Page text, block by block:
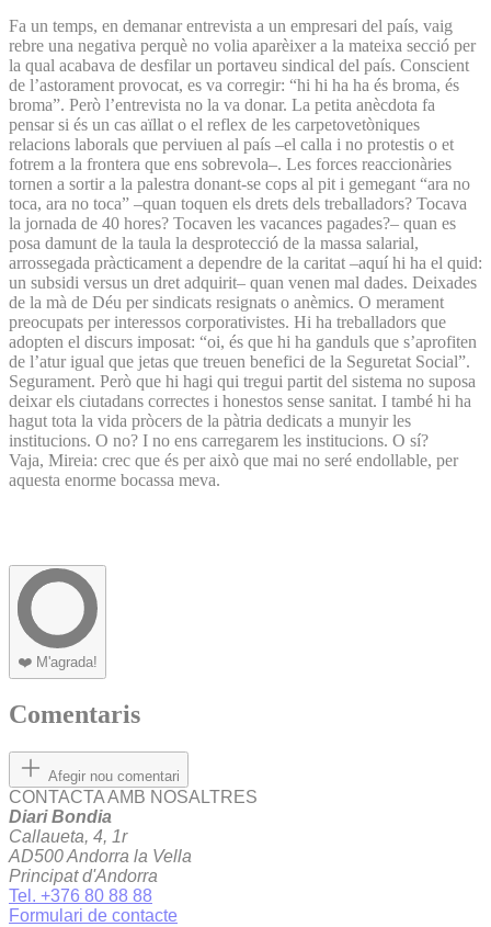
Fa un temps, en demanar entrevista a un empresari del país, vaig
rebre una negativa perquè no volia aparèixer a la mateixa secció per
la qual acabava de desfilar un portaveu sindical del país. Conscient
de l’astorament provocat, es va corregir: “hi hi ha ha és broma, és
broma”. Però l’entrevista no la va donar. La petita anècdota fa
pensar si és un cas aïllat o el reflex de les carpetovetòniques
relacions laborals que perviuen al país –el calla i no protestis o et
fotrem a la frontera que ens sobrevola–. Les forces reaccionàries
tornen a sortir a la palestra donant-se cops al pit i gemegant “ara no
toca, ara no toca” –quan toquen els drets dels treballadors? Tocava
la jornada de 40 hores? Tocaven les vacances pagades?– quan es
posa damunt de la taula la desprotecció de la massa salarial,
arrossegada pràcticament a dependre de la caritat –aquí hi ha el quid:
un subsidi versus un dret adquirit– quan venen mal dades. Deixades
de la mà de Déu per sindicats resignats o anèmics. O merament
preocupats per interessos corporativistes. Hi ha treballadors que
adopten el discurs imposat: “oi, és que hi ha ganduls que s’aprofiten
de l’atur igual que jetas que treuen benefici de la Seguretat Social”.
Segurament. Però que hi hagi qui tregui partit del sistema no suposa
deixar els ciutadans correctes i honestos sense sanitat. I també hi ha
hagut tota la vida pròcers de la pàtria dedicats a munyir les
institucions. O no? I no ens carregarem les institucions. O sí?
Vaja, Mireia: crec que és per això que mai no seré endollable, per
aquesta enorme bocassa meva.
❤️ M'agrada!
Comentaris
Afegir nou comentari
CONTACTA AMB NOSALTRES
Diari Bondia
Callaueta, 4, 1r
AD500 Andorra la Vella
Principat d'Andorra
Tel. +376 80 88 88
Formulari de contacte